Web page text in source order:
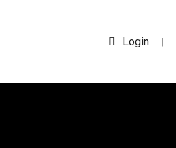
Login |